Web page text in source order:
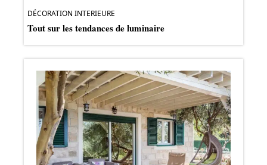
DÉCORATION INTERIEURE
Tout sur les tendances de luminaire